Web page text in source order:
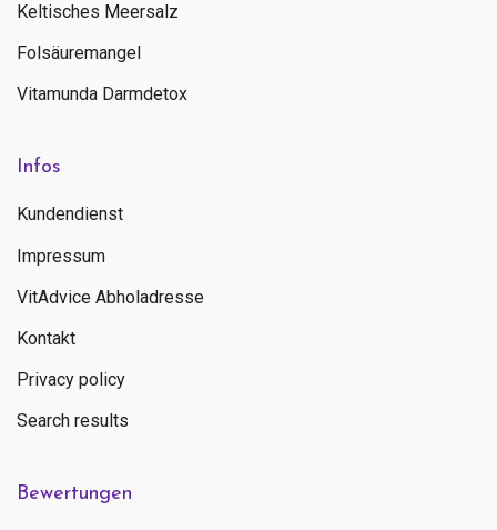
Mo - Fr: 09:00 - 16:00
Keltisches Meersalz
Folsäuremangel
Vitamunda Darmdetox
Infos
Kundendienst
Impressum
VitAdvice Abholadresse
Kontakt
Privacy policy
Search results
Bewertungen